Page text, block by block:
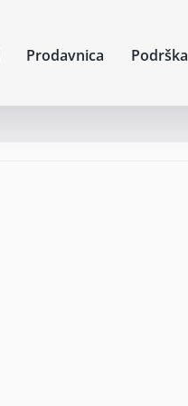
Prodavnica Podrška